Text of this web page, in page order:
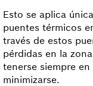
Esto se aplica
puentes térmicos
través de estos
pérdidas en la
tenerse siempre
minimizarse.